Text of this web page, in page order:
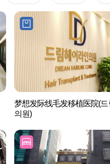
梦想发际线毛发移植医院(
의원)